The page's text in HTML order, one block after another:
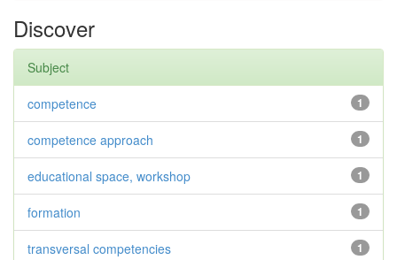
Discover
Subject
1
competence
1
competence approach
1
educational space, workshop
1
formation
1
transversal competencies